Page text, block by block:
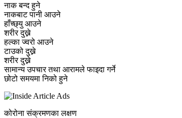
नाक बन्द हुने
नाकबाट पानी आउने
हाँच्छ्यु आउने
शरीर दुख्ने
हल्का ज्वरो आउने
टाउको दुख्ने
शरीर दुख्ने
सामान्य उपचार तथा आरामले फाइदा गर्ने
छोटो समयमा निको हुने
कोरोना संक्रमणका लक्षण